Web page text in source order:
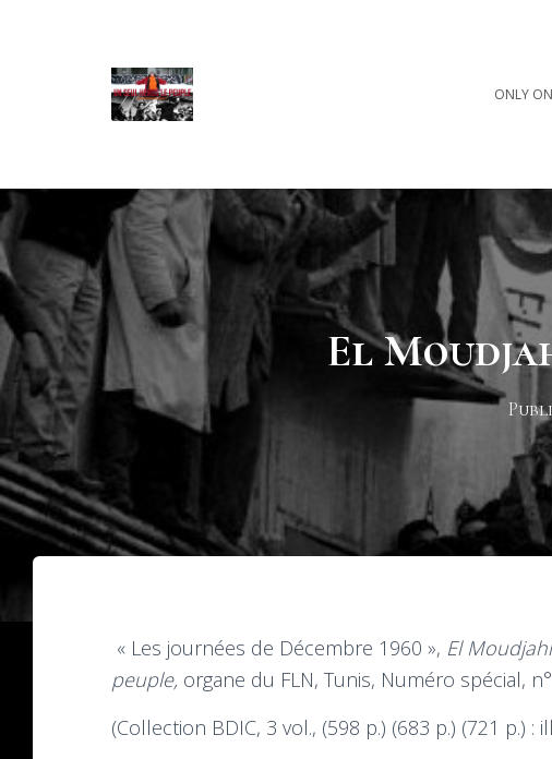
ONLY
El
« Les journées de Décembre 1960 », El
peuple, organe du FLN, Tunis, Numéro spécial,
(Collection BDIC, 3 vol., (598 p.) (683 p.) (721 p.) :